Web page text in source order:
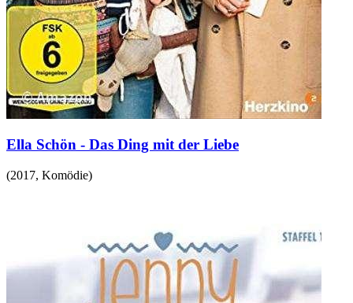
Ella Schön - Das Ding mit der Liebe
(2017, Komödie)